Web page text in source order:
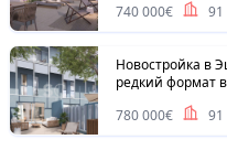
740 000€
91
Новостройка в
редкий формат
780 000€
91